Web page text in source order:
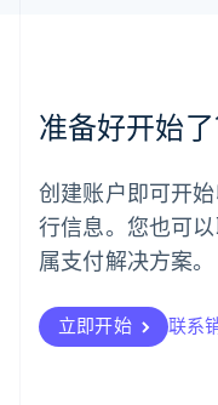
准备好开始了
创建账户即可开
行信息。您也可
属支付解决方案。
立即开始 联系
墨西哥
EspañolEnglish
English
葡萄牙
PortuguêsEnglish
日本
瑞典
Svenska English
瑞士